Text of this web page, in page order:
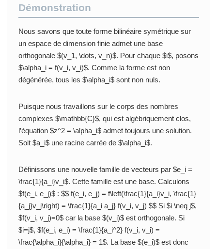
Démonstration
Nous savons que toute forme bilinéaire symétrique sur
un espace de dimension finie admet une base
orthogonale $(v_1, \dots, v_n)$. Pour chaque $i$, posons
$\alpha_i = f(v_i, v_i)$. Comme la forme est non
dégénérée, tous les $\alpha_i$ sont non nuls.
Puisque nous travaillons sur le corps des nombres
complexes $\mathbb{C}$, qui est algébriquement clos,
l’équation $z^2 = \alpha_i$ admet toujours une solution.
Soit $a_i$ une racine carrée de $\alpha_i$.
Définissons une nouvelle famille de vecteurs par $e_i =
\frac{1}{a_i}v_i$. Cette famille est une base. Calculons
$f(e_i, e_j)$ : $$ f(e_i, e_j) = f\left(\frac{1}{a_i}v_i, \frac{1}
{a_j}v_j\right) = \frac{1}{a_i a_j} f(v_i, v_j) $$ Si $i \neq j$,
$f(v_i, v_j)=0$ car la base $(v_i)$ est orthogonale. Si
$i=j$, $f(e_i, e_i) = \frac{1}{a_i^2} f(v_i, v_i) =
\frac{\alpha_i}{\alpha_i} = 1$. La base $(e_i)$ est donc